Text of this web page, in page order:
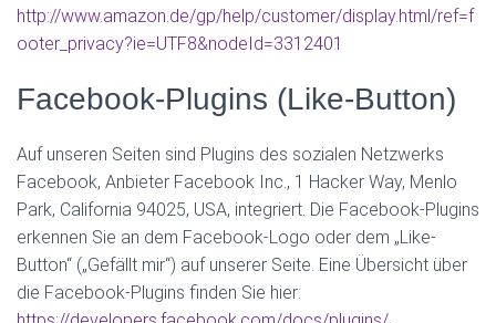
http://www.amazon.de/gp/help/customer/display.html/ref=f
ooter_privacy?ie=UTF8&nodeId=3312401
Facebook-Plugins (Like-Button)
Auf unseren Seiten sind Plugins des sozialen Netzwerks
Facebook, Anbieter Facebook Inc., 1 Hacker Way, Menlo
Park, California 94025, USA, integriert. Die Facebook-Plugins
erkennen Sie an dem Facebook-Logo oder dem „Like-
Button“ („Gefällt mir“) auf unserer Seite. Eine Übersicht über
die Facebook-Plugins finden Sie hier: